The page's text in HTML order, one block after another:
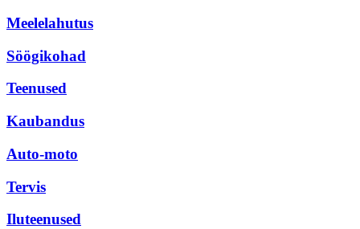
Meelelahutus
Söögikohad
Teenused
Kaubandus
Auto-moto
Tervis
Iluteenused